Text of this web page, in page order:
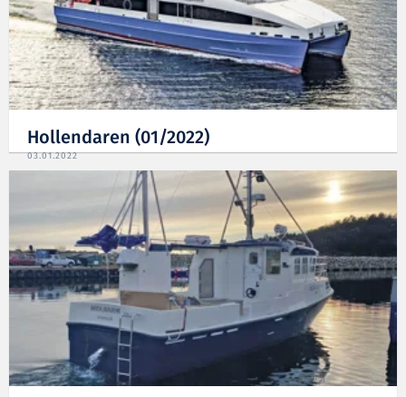
Hollendaren (01/2022)
03.01.2022